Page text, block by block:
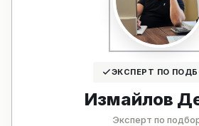
ЭКСПЕРТ ПО
Измайлов
Эксперт по